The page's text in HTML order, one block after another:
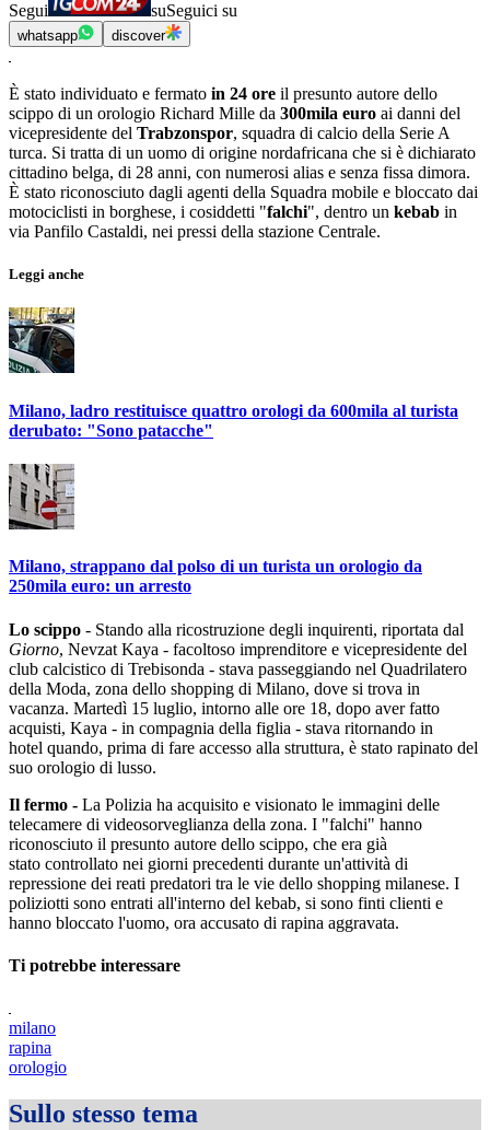
Segui suSeguici su
whatsapp discover
È stato individuato e fermato in 24 ore il presunto autore dello
scippo di un orologio Richard Mille da 300mila euro ai danni del
vicepresidente del Trabzonspor, squadra di calcio della Serie A
turca. Si tratta di un uomo di origine nordafricana che si è dichiarato
cittadino belga, di 28 anni, con numerosi alias e senza fissa dimora.
È stato riconosciuto dagli agenti della Squadra mobile e bloccato dai
motociclisti in borghese, i cosiddetti "falchi", dentro un kebab in
via Panfilo Castaldi, nei pressi della stazione Centrale.
Leggi anche
Milano, ladro restituisce quattro orologi da 600mila al turista
derubato: "Sono patacche"
Milano, strappano dal polso di un turista un orologio da
250mila euro: un arresto
Lo scippo - Stando alla ricostruzione degli inquirenti, riportata dal
Giorno, Nevzat Kaya - facoltoso imprenditore e vicepresidente del
club calcistico di Trebisonda - stava passeggiando nel Quadrilatero
della Moda, zona dello shopping di Milano, dove si trova in
vacanza. Martedì 15 luglio, intorno alle ore 18, dopo aver fatto
acquisti, Kaya - in compagnia della figlia - stava ritornando in
hotel quando, prima di fare accesso alla struttura, è stato rapinato del
suo orologio di lusso.
Il fermo - La Polizia ha acquisito e visionato le immagini delle
telecamere di videosorveglianza della zona. I "falchi" hanno
riconosciuto il presunto autore dello scippo, che era già
stato controllato nei giorni precedenti durante un'attività di
repressione dei reati predatori tra le vie dello shopping milanese. I
poliziotti sono entrati all'interno del kebab, si sono finti clienti e
hanno bloccato l'uomo, ora accusato di rapina aggravata.
Ti potrebbe interessare
milano
rapina
orologio
Sullo stesso tema